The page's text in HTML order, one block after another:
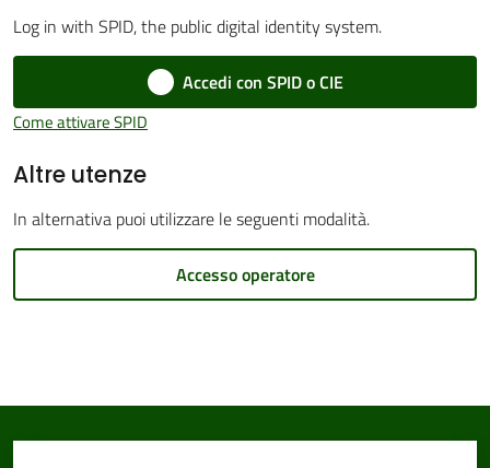
Amministrazione
Trasparente
Tutti
gli
argomenti...
Log in with SPID, the public digital identity system.
Accedi con SPID o CIE
Come attivare SPID
Altre utenze
In alternativa puoi utilizzare le seguenti modalità.
Accesso operatore